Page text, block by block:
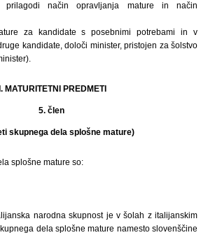
prilagodi način opravljanja mature in način
za kandidate s posebnimi potrebami in v
kandidate, določi minister, pristojen za šolstvo
II. MATURITETNI PREDMETI
5. člen
skupnega dela splošne mature)
splošne mature so:
narodna skupnost je v šolah z italijanskim
dela splošne mature namesto slovenščine